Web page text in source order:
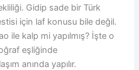
Gidip sade bir Türk
için laf konusu bile değil.
ile kalp mi yapılmış? İşte o
eşliğinde
anında yapılır.